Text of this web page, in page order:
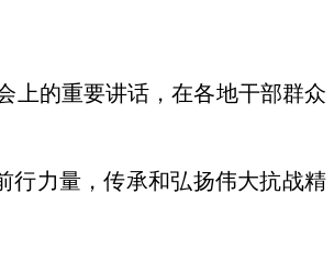
上的重要讲话，在各地干部群众
行力量，传承和弘扬伟大抗战精